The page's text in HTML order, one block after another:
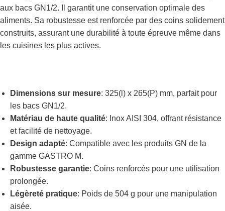
aux bacs GN1/2. Il garantit une conservation optimale des
aliments. Sa robustesse est renforcée par des coins solidement
construits, assurant une durabilité à toute épreuve même dans
les cuisines les plus actives.
Dimensions sur mesure: 325(l) x 265(P) mm, parfait pour
les bacs GN1/2.
Matériau de haute qualité: Inox AISI 304, offrant résistance
et facilité de nettoyage.
Design adapté: Compatible avec les produits GN de la
gamme GASTRO M.
Robustesse garantie: Coins renforcés pour une utilisation
prolongée.
Légèreté pratique: Poids de 504 g pour une manipulation
aisée.